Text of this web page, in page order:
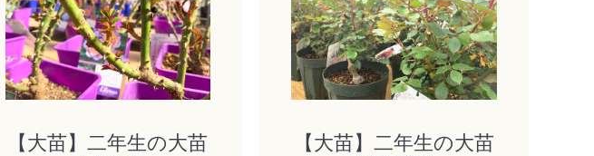
【大苗】二年生の大苗
【大苗】二年生の大苗